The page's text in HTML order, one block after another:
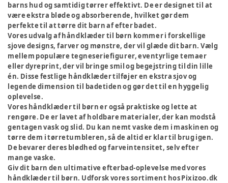
barns hud og samtidig tørrer effektivt. De er designet til at
være ekstra bløde og absorberende, hvilket gør dem
perfekte til at tørre dit barn af efter badet.
Vores udvalg af håndklæder til børn kommer i forskellige
sjove designs, farver og mønstre, der vil glæde dit barn. Vælg
mellem populære tegneseriefigurer, eventyrlige temaer
eller dyreprint, der vil bringe smil og begejstring til din lille
én. Disse festlige håndklæder tilføjer en ekstra sjov og
legende dimension til badetiden og gør det til en hyggelig
oplevelse.
Vores håndklæder til børn er også praktiske og lette at
rengøre. De er lavet af holdbare materialer, der kan modstå
gentagen vask og slid. Du kan nemt vaske dem i maskinen og
tørre dem i tørretumbleren, så de altid er klar til brug igen.
De bevarer deres blødhed og farveintensitet, selv efter
mange vaske.
Giv dit barn den ultimative efterbad-oplevelse med vores
håndklæder til børn. Udforsk vores sortiment hos Pixizoo.dk